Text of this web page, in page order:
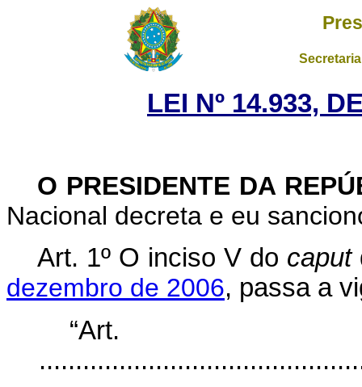
LEI Nº 14.933,
O PRESIDENTE DA
Nacional decreta e eu
Art. 1º O inciso V do caput
dezembro de 2006, passa a